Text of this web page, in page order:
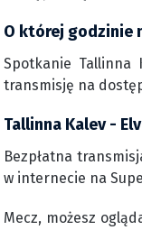
O której godzinie
Spotkanie Tallinna
transmisję na
Tallinna Kalev -
Bezpłatna
w internecie na
Mecz, możesz